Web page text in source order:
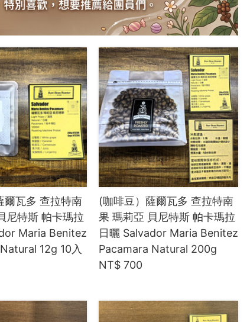
爾瓦多 查拉特南
尼特斯 帕卡瑪拉
Maria Benitez
12g 10入
(咖啡豆）薩爾瓦多 查拉特南
果 瑪莉亞 貝尼特斯 帕卡瑪拉
日曬 Salvador Maria Benitez
Pacamara Natural 200g
NT$ 700